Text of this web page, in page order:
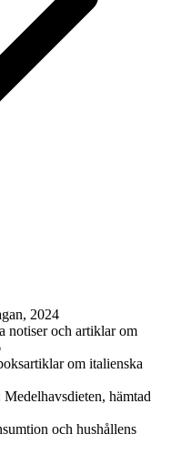
2024
notiser och artiklar om
om italienska
hämtad
och hushållens